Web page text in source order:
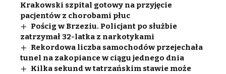
Krakowski szpital gotowy na przyjęcie
pacjentów z chorobami płuc
Pościg w Brzeziu. Policjant po służbie
zatrzymał 32-latka z narkotykami
Rekordowa liczba samochodów przejechała
tunel na zakopiance w ciągu jednego dnia
Kilka sekund w tatrzańskim stawie może